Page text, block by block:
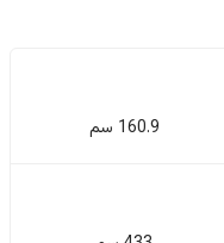
160.9 سم